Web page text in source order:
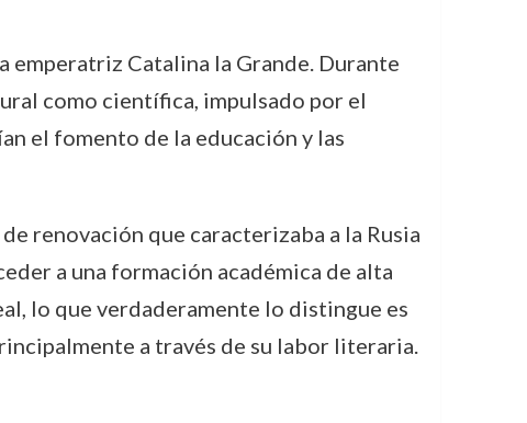
emperatriz Catalina la Grande. Durante
como científica, impulsado por el
el fomento de la educación y las
renovación que caracterizaba a la Rusia
a una formación académica de alta
lo que verdaderamente lo distingue es
a través de su labor literaria.